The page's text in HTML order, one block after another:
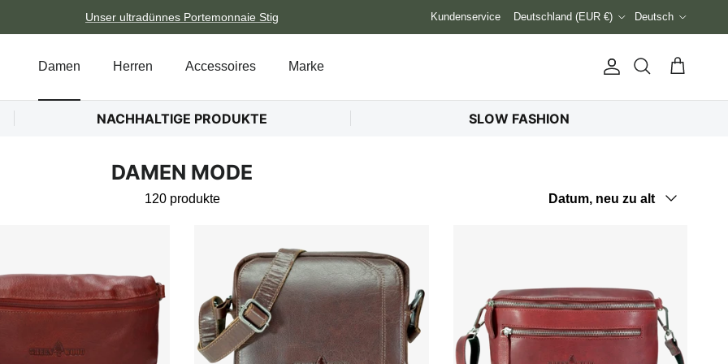
Unser ultradünnes Portemonnaie Stig Kundenservice Deutschland (EUR €) Deutsch
Damen Herren Accessoires Marke Konto Suchen
NACHHALTIGE PRODUKTE SLOW FASHION
DAMEN MODE
120 produkte
Sortieren nach
Datum, neu zu alt